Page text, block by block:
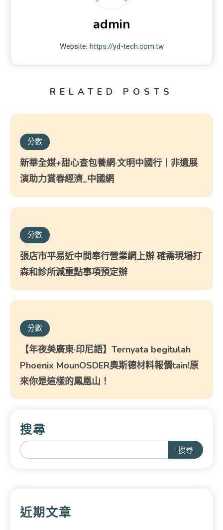
admin
Website: https://yd-tech.com.tw
RELATED POSTS
分數
新華全媒+甜心查包養網·文明中國行丨非遺展
演助力賞春經濟_中國網
分數
張店市平易近中間奉行營業網上辦 確需現場打
森和診所減重點事項預定辦
分數
【年夜美廣東·印尼語】Ternyata begitulah
Phoenix MounOSDER奧斯德材料報價tain!原
來你是這樣的鳳凰山！
搜尋
搜尋
近期文章